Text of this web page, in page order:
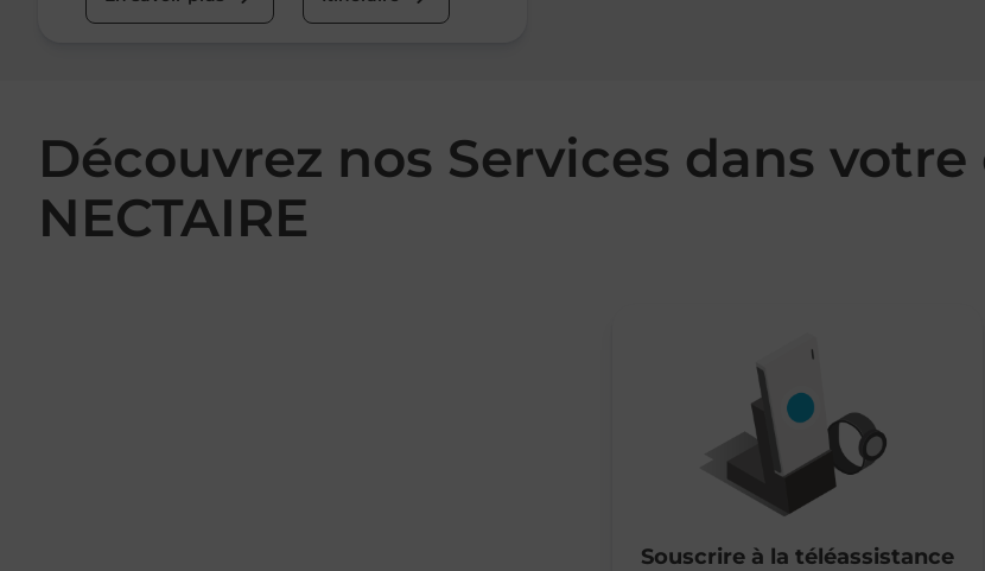
Découvrez nos Services dans
NECTAIRE
Souscrire à la téléassistance